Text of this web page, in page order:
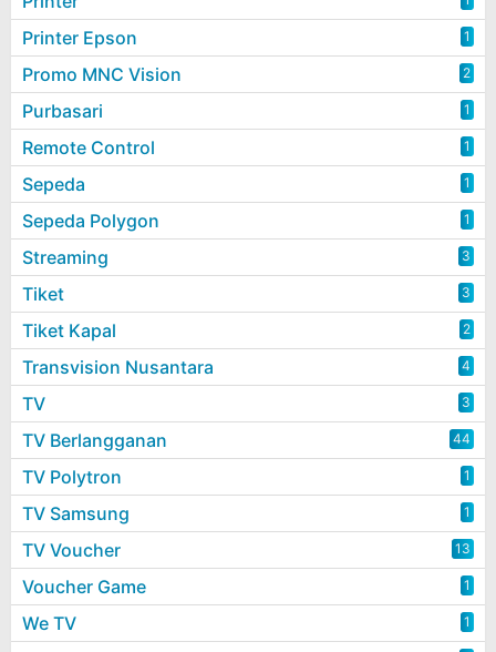
Printer Epson 1
Promo MNC Vision 2
Purbasari 1
Remote Control 1
Sepeda 1
Sepeda Polygon 1
Streaming 3
Tiket 3
Tiket Kapal 2
Transvision Nusantara 4
TV 3
TV Berlangganan 44
TV Polytron 1
TV Samsung 1
TV Voucher 13
Voucher Game 1
We TV 1